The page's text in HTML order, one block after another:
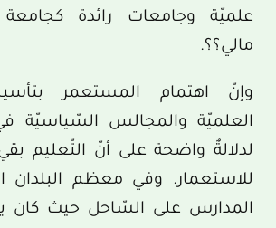
علميّة وجامعات رائدة
مالي؟؟.
وإنّ اهتمام المستعمر
العلميّة والمجالس السّياسيّة في
لدلالةٌ واضحة على أنّ التّعليم
للاستعمار. وفي معظم البلدان
المدارس على السّاحل حيث كان